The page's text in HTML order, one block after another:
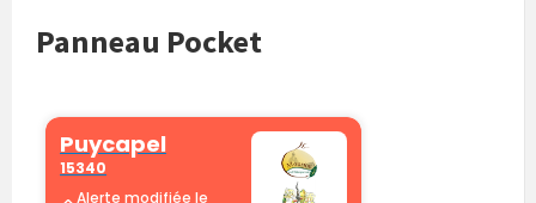
Panneau Pocket